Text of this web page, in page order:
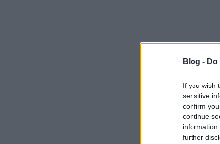
Blog -
If you wish
sensitive
confirm
continue
information
further